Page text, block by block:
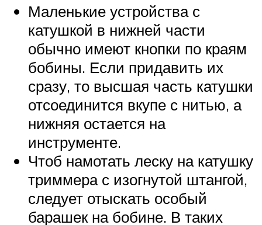
Маленькие устройства с
катушкой в нижней части
обычно имеют кнопки по краям
бобины. Если придавить их
сразу, то высшая часть катушки
отсоединится вкупе с нитью, а
нижняя остается на
инструменте.
Чтоб намотать леску на катушку
триммера с изогнутой штангой,
следует отыскать особый
барашек на бобине. В таких